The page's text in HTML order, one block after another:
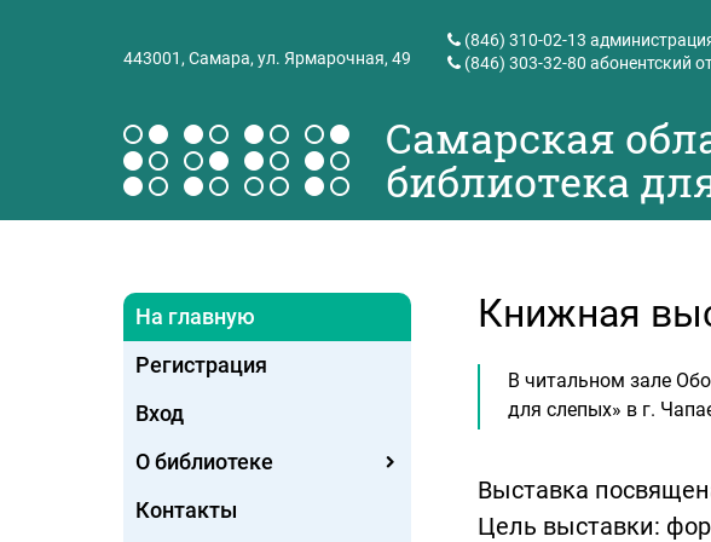
443001, Самара, ул. Ярмарочная, 49
(846) 310-02-13
(846) 303-32-80 абонентский
Самарская
библиотека
На главную
Регистрация
Вход
О библиотеке
Контакты
Книжная
В читальном зале
для слепых» в г.
Выставка
Цель выставки: